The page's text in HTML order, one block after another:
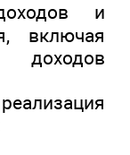
и
включая